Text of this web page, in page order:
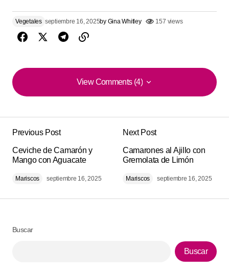
Vegetales septiembre 16, 2025by Gina Whitley 157 views
View Comments (4)
View Comments (4)
Sencilla y deliciosa esta de ‘Cazuela de Verduras
Asadas con Aderezo de Mostaza y Miel’. quedó muy
rendidora y perfecta para compartir.
Abigail Vaca
Se ve increíble esta de ‘Cazuela de Verduras Asadas
Previous Post
Ceviche de Camarón y
Mango con Aguacate
Mariscos septiembre 16, 2025
Next Post
Camarones al Ajillo con
Gremolata de Limón
Mariscos septiembre 16, 2025
Buscar
Buscar